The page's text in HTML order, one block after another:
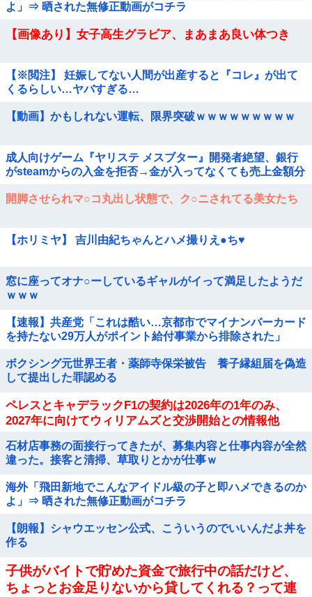
よ」⇒ 晒された無修正動画がコチラ
【画像あり】女子高生グラビア、まあまあ良い体つき
【※閲注】 妊娠してない人間が出産すると『コレ』が出て
くるらしい…ヤバすぎる…
【動画】かもしれない運転、限界突破ｗｗｗｗｗｗｗｗｗ
成人向けゲーム『ヤリステ メスブター』開発者絶望、銀行
がsteamからの入金を拒否→金が入ってなくても売上金額分
開脚させられマ○コ丸出し状態で、ク○ニされてる美女たち
【ホリミヤ】 吉川由紀ちゃんとハメ撮りえ●ち♥
窓に座ってオナ○ーしているギャルがイって満足したようだ
ｗｗｗ
【速報】共産党「これは酷い…京都市でマイナンバーカード
を持たない29万人がポイント給付事業から排除された」
ボクシング元世界王者・薬師寺保栄被告 養子縁組届を偽造
して提出した罪認める
ペレスとキャデラックF1の契約は2026年の1年のみ、
2027年に向けてウィリアムズと交渉開始との情報他
石材店事務の面接行ってきたが、募集内容と仕事内容が全然
違った。接客と清掃、草取りとかが仕事ｗ
海外「飛田新地でこんなアイドル級の子と即ハメできるのか
よ」⇒ 晒された無修正動画がコチラ
【朗報】シャウエッセン公式、こういうのでいいんだよ丼を
作る
子供がバイトで貯めた資金で旅行中の話だけど、
ちょっとお金足りないから貸してくれる？って連